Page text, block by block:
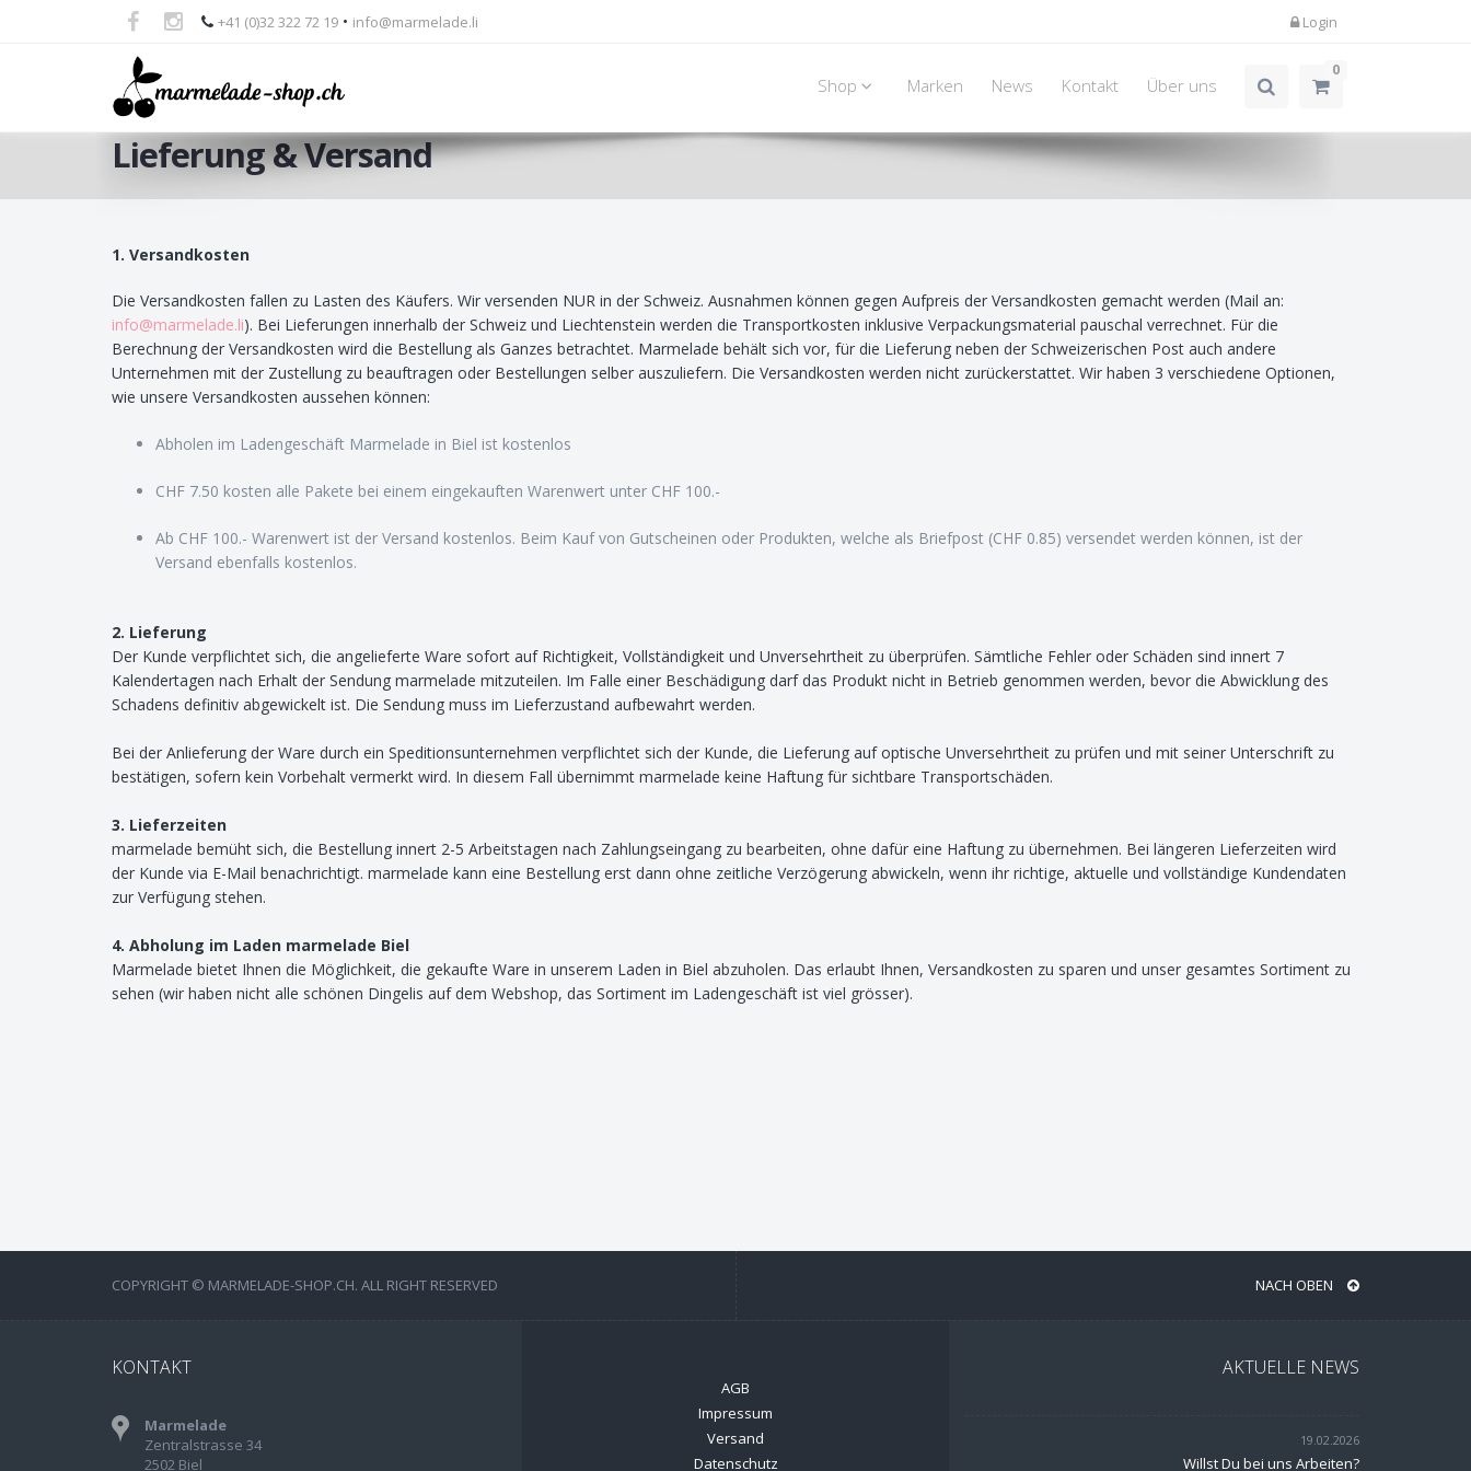
+41 (0)32 322 72 19 • info@marmelade.li Login
Shop Marken News Kontakt Über uns
0
Lieferung & Versand
1. Versandkosten
Die Versandkosten fallen zu Lasten des Käufers. Wir versenden NUR in der Schweiz. Ausnahmen können gegen Aufpreis der Versandkosten gemacht werden (Mail an:
info@marmelade.li). Bei Lieferungen innerhalb der Schweiz und Liechtenstein werden die Transportkosten inklusive Verpackungsmaterial pauschal verrechnet. Für die
Berechnung der Versandkosten wird die Bestellung als Ganzes betrachtet. Marmelade behält sich vor, für die Lieferung neben der Schweizerischen Post auch andere
Unternehmen mit der Zustellung zu beauftragen oder Bestellungen selber auszuliefern. Die Versandkosten werden nicht zurückerstattet. Wir haben 3 verschiedene Optionen,
wie unsere Versandkosten aussehen können:
Abholen im Ladengeschäft Marmelade in Biel ist kostenlos
CHF 7.50 kosten alle Pakete bei einem eingekauften Warenwert unter CHF 100.-
Ab CHF 100.- Warenwert ist der Versand kostenlos. Beim Kauf von Gutscheinen oder Produkten, welche als Briefpost (CHF 0.85) versendet werden können, ist der
Versand ebenfalls kostenlos.
2. Lieferung
Der Kunde verpflichtet sich, die angelieferte Ware sofort auf Richtigkeit, Vollständigkeit und Unversehrtheit zu überprüfen. Sämtliche Fehler oder Schäden sind innert 7
Kalendertagen nach Erhalt der Sendung marmelade mitzuteilen. Im Falle einer Beschädigung darf das Produkt nicht in Betrieb genommen werden, bevor die Abwicklung des
Schadens definitiv abgewickelt ist. Die Sendung muss im Lieferzustand aufbewahrt werden.
Bei der Anlieferung der Ware durch ein Speditionsunternehmen verpflichtet sich der Kunde, die Lieferung auf optische Unversehrtheit zu prüfen und mit seiner Unterschrift zu
bestätigen, sofern kein Vorbehalt vermerkt wird. In diesem Fall übernimmt marmelade keine Haftung für sichtbare Transportschäden.
3. Lieferzeiten
marmelade bemüht sich, die Bestellung innert 2-5 Arbeitstagen nach Zahlungseingang zu bearbeiten, ohne dafür eine Haftung zu übernehmen. Bei längeren Lieferzeiten wird
der Kunde via E-Mail benachrichtigt. marmelade kann eine Bestellung erst dann ohne zeitliche Verzögerung abwickeln, wenn ihr richtige, aktuelle und vollständige Kundendaten
zur Verfügung stehen.
4. Abholung im Laden marmelade Biel
Marmelade bietet Ihnen die Möglichkeit, die gekaufte Ware in unserem Laden in Biel abzuholen. Das erlaubt Ihnen, Versandkosten zu sparen und unser gesamtes Sortiment zu
sehen (wir haben nicht alle schönen Dingelis auf dem Webshop, das Sortiment im Ladengeschäft ist viel grösser).
COPYRIGHT © MARMELADE-SHOP.CH. ALL RIGHT RESERVED NACH OBEN
KONTAKT
Marmelade
Zentralstrasse 34
2502 Biel
AGB
Impressum
Versand
Datenschutz
AKTUELLE NEWS
19.02.2026
Willst Du bei uns Arbeiten?